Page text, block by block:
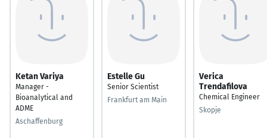
Ketan Variya
Manager -
Bioanalytical and
ADME
Aschaffenburg
Estelle Gu
Senior Scientist
Frankfurt am Main
Verica
Trendafilova
Chemical Engineer
Skopje